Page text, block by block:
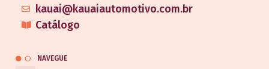
kauai@kauaiautomotivo.com.br
Catálogo
NAVEGUE